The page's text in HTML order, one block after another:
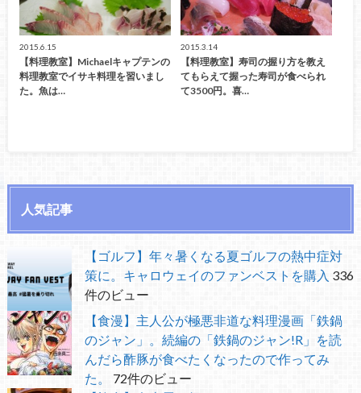
2015.6.15
【料理教室】Michaelキャプテンの
料理教室でイサキ料理を習いまし
た。魚は…
2015.3.14
【料理教室】寿司の握り方を教え
てもらえて握った寿司が食べられ
て3500円。喜…
人気記事
【ゴルフ】年々暑くなる夏ゴルフの熱中症対
策に。キャロウェイのファンベストを購入 336
件のビュー
【食漫】主人公が極悪非道な料理漫画「鉄鍋
のジャン」。続編の「鉄鍋のジャン!R」を読
んだら酢豚が食べたくなったので作ってみ
た。
72件のビュー